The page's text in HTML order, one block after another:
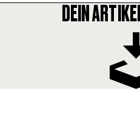
DEIN